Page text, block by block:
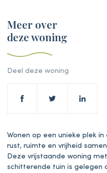
Meer over
deze woning
Deel deze woning
Wonen op een unieke plek
rust, ruimte en vrijheid
Deze vrijstaande woning
schitterende tuin is gelegen